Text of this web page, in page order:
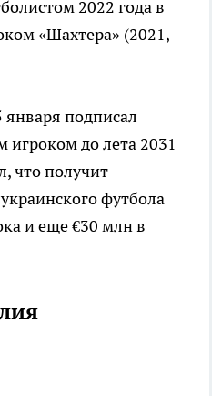
2022 года в
«Шахтера» (2021,
подписал
игроком до лета 2031
что получит
футбола
и еще €30 млн в